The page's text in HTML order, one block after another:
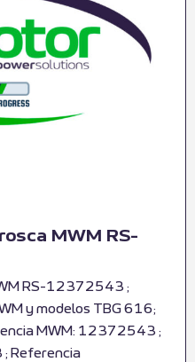
MWM RS-
RS-12372543 ;
y modelos TBG 616;
MWM: 12372543 ;
Referencia